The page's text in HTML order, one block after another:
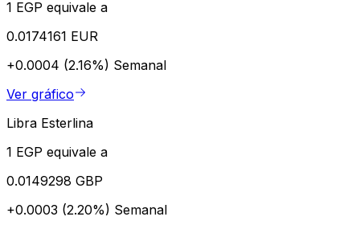
1 EGP equivale a
0.0174161 EUR
+0.0004 (2.16%) Semanal
Ver gráfico
Libra Esterlina
1 EGP equivale a
0.0149298 GBP
+0.0003 (2.20%) Semanal